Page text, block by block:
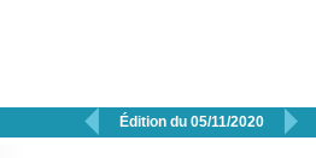
 Édition du 05/11/2020 